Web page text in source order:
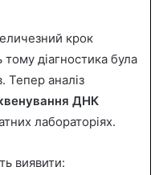
крок
діагностика була
Тепер аналіз
ДНК
лабораторіях.
виявити: